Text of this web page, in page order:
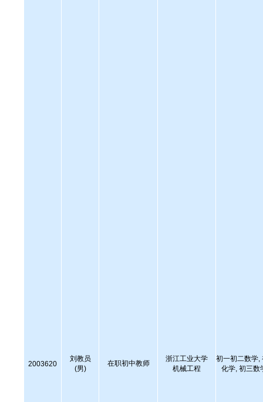
2003620
刘教员
(男)
在职初中教师
浙江工业大学
机械工程
初一初二数学,
化学, 初三数